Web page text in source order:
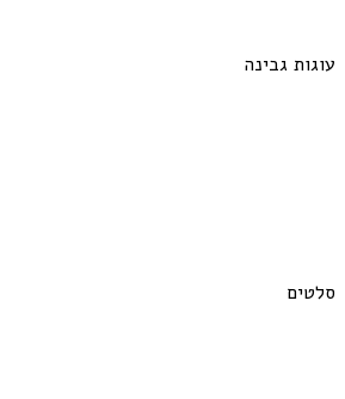
עוגות גבינה
סלטים